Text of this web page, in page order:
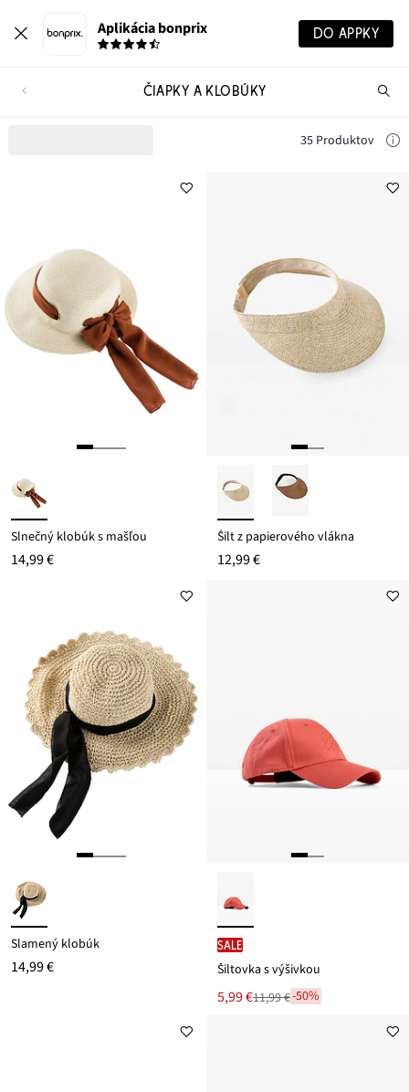
Aplikácia bonprix DO APPKY
ČIAPKY A KLOBÚKY
35 Produktov
Slnečný klobúk s mašľou
14,99 €
Šilt z papierového vlákna
12,99 €
Slamený klobúk
14,99 €
SALE
Šiltovka s výšivkou
Nová
cena
5,99 €
Zľava11,99 €-50%